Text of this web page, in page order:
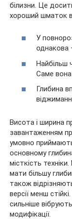
білизни. Це
хороший шматок
У
однакова
Найбільш
Саме
Глибина
Висота і ширина
завантаженням
умовно
основному
місткість
мати більшу
також
версії менш
сильніше
модифікації.